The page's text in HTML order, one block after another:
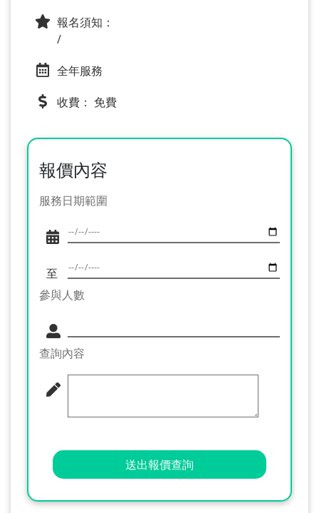
報名須知：
/
全年服務
收費： 免費
報價內容
服務日期範圍
至
參與人數
查詢內容
送出報價查詢